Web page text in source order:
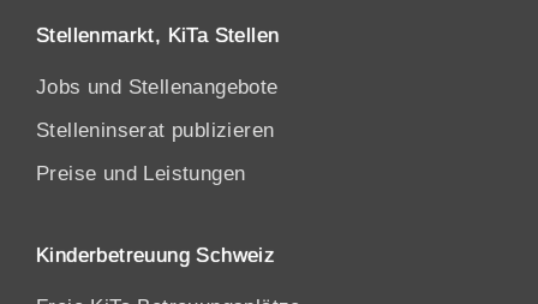
Stellenmarkt, KiTa Stellen
Jobs und Stellenangebote
Stelleninserat publizieren
Preise und Leistungen
Kinderbetreuung Schweiz